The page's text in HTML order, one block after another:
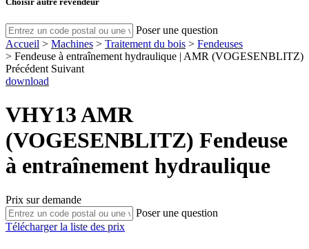
Poser une question
Accueil > Machines > Traitement du bois > Fendeuses
> Fendeuse à entraînement hydraulique | AMR (VOGESENBLITZ)
Précédent Suivant
download
VHY13AMR
(VOGESENBLITZ) Fendeuse
à entraînement hydraulique
Prix sur demande
Poser une question
Télécharger la liste des prix